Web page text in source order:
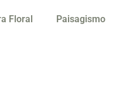
Floral Paisagismo